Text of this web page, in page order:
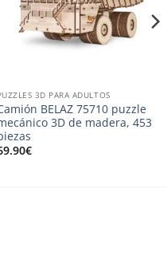
3D PARA ADULTOS
BELAZ 75710 puzzle
3D de madera, 453
€